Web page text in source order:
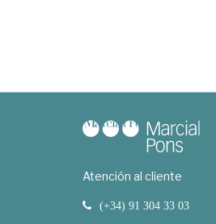
Atención al cliente
(+34) 91 304 33 03